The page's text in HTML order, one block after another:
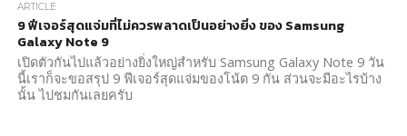
ARTICLE
9 ฟีเจอร์สุดแจ่มที่ไม่ควรพลาดเป็นอย่างยิ่ง ของ Samsung
Galaxy Note 9
เปิดตัวกันไปแล้วอย่างยิ่งใหญ่สำหรับ Samsung Galaxy Note 9 วัน
นี้เราก็จะขอสรุป 9 ฟีเจอร์สุดแจ่มของโน้ต 9 กัน ส่วนจะมีอะไรบ้าง
นั้น ไปชมกันเลยครับ